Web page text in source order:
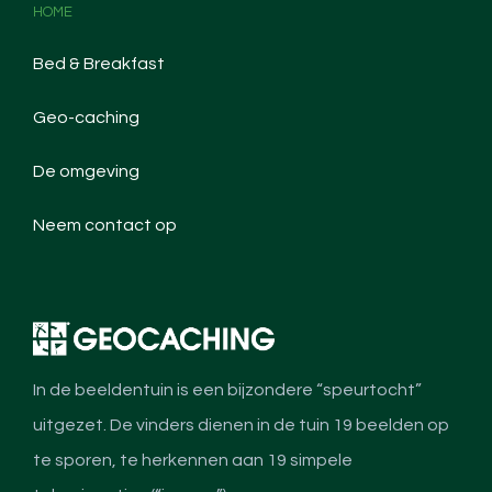
HOME
Bed & Breakfast
Geo-caching
De omgeving
Neem contact op
In de beeldentuin is een bijzondere “speurtocht”
uitgezet. De vinders dienen in de tuin 19 beelden op
te sporen, te herkennen aan 19 simpele